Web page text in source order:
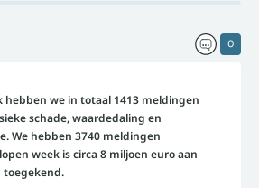
0
hebben we in totaal 1413 meldingen
schade, waardedaling en
We hebben 3740 meldingen
week is circa 8 miljoen euro aan
toegekend.